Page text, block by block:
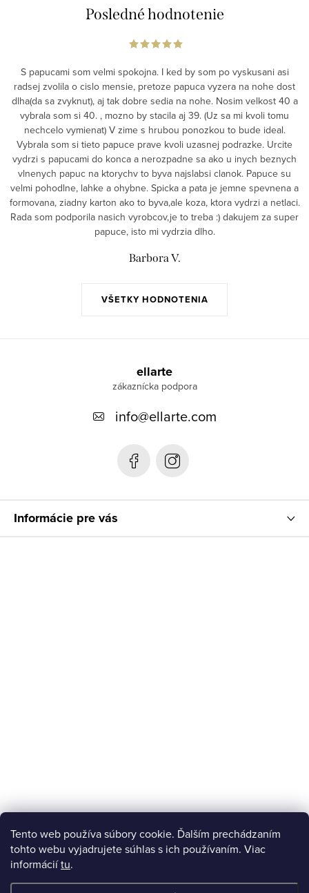
Tento web používa súbory cookie. Ďalším prechádzaním
tohto webu vyjadrujete súhlas s ich používaním. Viac
informáciítu.
Posledné hodnotenie
VŠETKY HODNOTENIA
S papucami som velmi spokojna. I ked by som po vyskusani asi
radsej zvolila o cislo mensie, pretoze papuca vyzera na nohe dost
dlha(da sa zvyknut), aj tak dobre sedia na nohe. Nosim velkost 40 a
vybrala som si 40. , mozno by stacila aj 39. (Uz sa mi kvoli tomu
nechcelo vymienat) V zime s hrubou ponozkou to bude ideal.
Vybrala som si tieto papuce prave kvoli uzasnej podrazke. Urcite
vydrzi s papucami do konca a nerozpadne sa ako u inych beznych
vlnenych papuc na ktorychv to byva najslabsi clanok. Papuce su
velmi pohodlne, lahke a ohybne. Spicka a pata je jemne spevnena a
formovana, ziadny karton ako to byva,ale koza, ktora vydrzi a netlaci.
Rada som podporila nasich vyrobcov,je to treba :) dakujem za super
papuce, isto mi vydrzia dlho.
Barbora V.
ellarte
info@ellarte.com
Informácie pre vás